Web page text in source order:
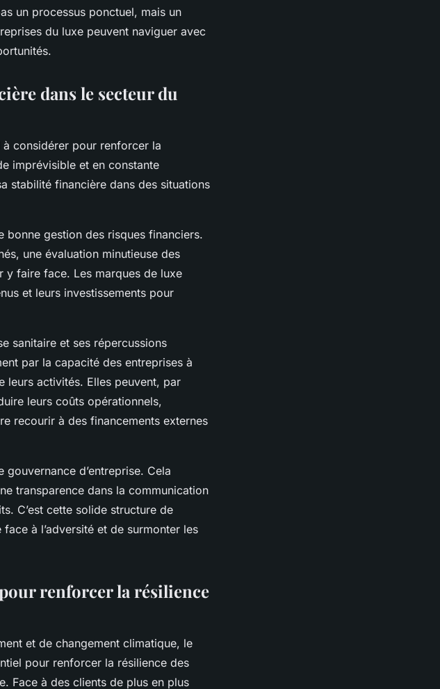
un processus ponctuel, mais un
du luxe peuvent naviguer avec
dans le secteur du
considérer pour renforcer la
imprévisible et en constante
stabilité financière dans des situations
gestion des risques financiers.
une évaluation minutieuse des
y faire face. Les marques de luxe
et leurs investissements pour
sanitaire et ses répercussions
par la capacité des entreprises à
leurs activités. Elles peuvent, par
leurs coûts opérationnels,
recourir à des financements externes
d’entreprise. Cela
transparence dans la communication
C’est cette solide structure de
à l’adversité et de surmonter les
renforcer la résilience
et de changement climatique, le
pour renforcer la résilience des
Face à des clients de plus en plus